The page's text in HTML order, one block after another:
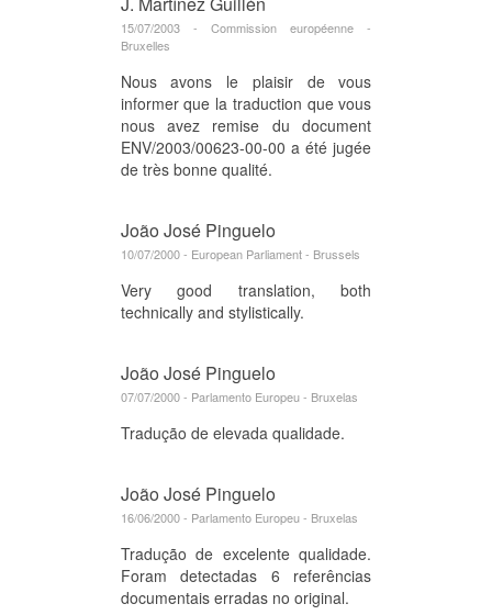
15/07/2003 - Commission européenne -
Bruxelles
Nous avons le plaisir de vous
informer que la traduction que vous
nous avez remise du document
ENV/2003/00623-00-00 a été jugée
de très bonne qualité.
João José Pinguelo
10/07/2000 - European Parliament - Brussels
Very good translation, both
technically and stylistically.
João José Pinguelo
07/07/2000 - Parlamento Europeu - Bruxelas
Tradução de elevada qualidade.
João José Pinguelo
16/06/2000 - Parlamento Europeu - Bruxelas
Tradução de excelente qualidade.
Foram detectadas 6 referências
documentais erradas no original.